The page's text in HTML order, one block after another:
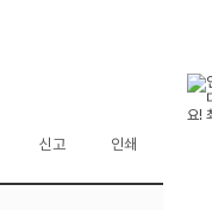
신고 인쇄